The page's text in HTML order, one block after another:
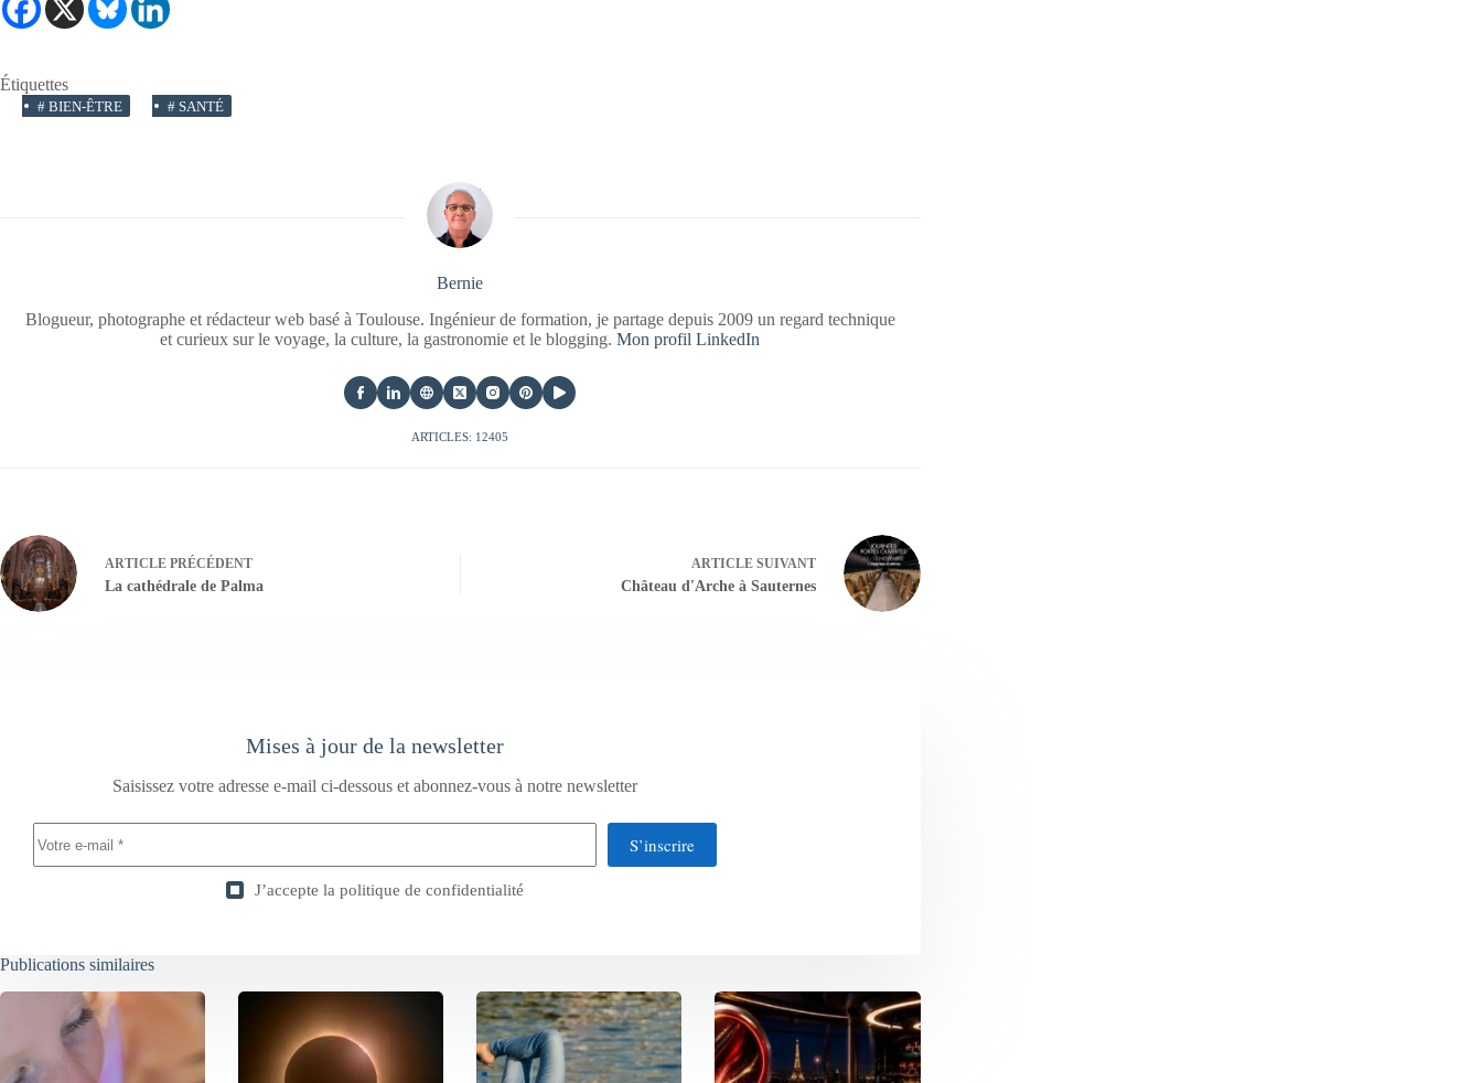
Étiquettes
# BIEN-ÊTRE # SANTÉ
Bernie
Blogueur, photographe et rédacteur web basé à Toulouse. Ingénieur de formation, je partage depuis 2009 un regard technique
et curieux sur le voyage, la culture, la gastronomie et le blogging.Mon profil LinkedIn
ARTICLES: 12405
ARTICLE PRÉCÉDENT
La cathédrale de Palma
ARTICLESUIVANT
Château d'Arche à Sauternes
Mises à jour de la newsletter
Saisissez votre adresse e-mail ci-dessous et abonnez-vous à notre newsletter
S’inscrire
J’accepte la politique de confidentialité
Publications similaires